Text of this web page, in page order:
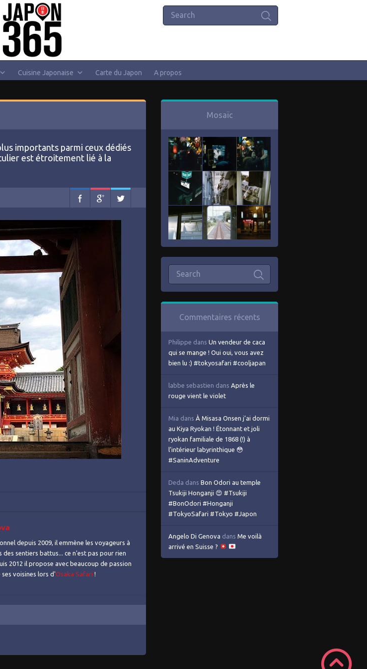
Cuisine Japonaise Carte du Japon A propos
importants parmi ceux dédiés
est étroitement lié à la
depuis 2009, il emmène les voyageurs à
sentiers battus... ce n'est pas pour rien
2012 il propose avec beaucoup de passion
voisines lors d'Osaka Safari !
Mosaïc
Commentaires récents
Philippe dans Un vendeur de caca
qui se mange ! Oui oui, vous avez
bien lu :) #tokyosafari #cooljapan
labbe sebastien dans Après le
rouge vient le violet
Mia dans À Misasa Onsen j’ai dormi
au Kiya Ryokan ! Étonnant et joli
ryokan familiale de 1868 (!) à
l’intérieur labyrinthique 😳
#SaninAdventure
Deda dans Bon Odori au temple
Tsukiji Honganji 😍 #Tsukiji
#BonOdori #Honganji
#TokyoSafari #Tokyo #Japon
Angelo Di Genova dans Me voilà
arrivé en Suisse ?